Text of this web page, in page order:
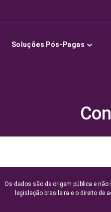
Soluções Pós-Pagas
Os dados são de origem pública e
legislação brasileira e o direito de